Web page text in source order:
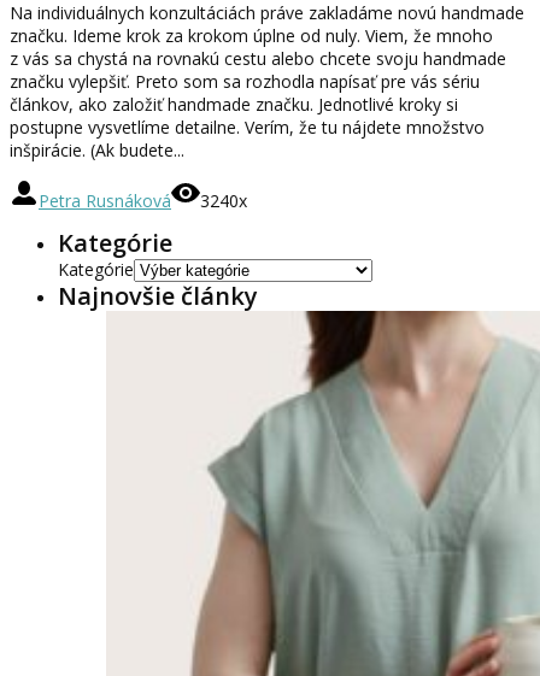
Na individuálnych konzultáciách práve zakladáme novú handmade
značku. Ideme krok za krokom úplne od nuly. Viem, že mnoho
z vás sa chystá na rovnakú cestu alebo chcete svoju handmade
značku vylepšiť. Preto som sa rozhodla napísať pre vás sériu
článkov, ako založiť handmade značku. Jednotlivé kroky si
postupne vysvetlíme detailne. Verím, že tu nájdete množstvo
inšpirácie. (Ak budete...
Petra Rusnáková 3240x
Kategórie
Kategórie
Najnovšie články